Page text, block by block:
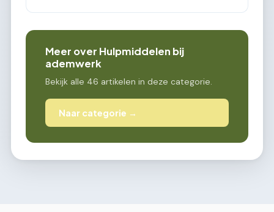
Meer over Hulpmiddelen bij
ademwerk
Bekijk alle 46 artikelen in deze categorie.
Naar categorie →